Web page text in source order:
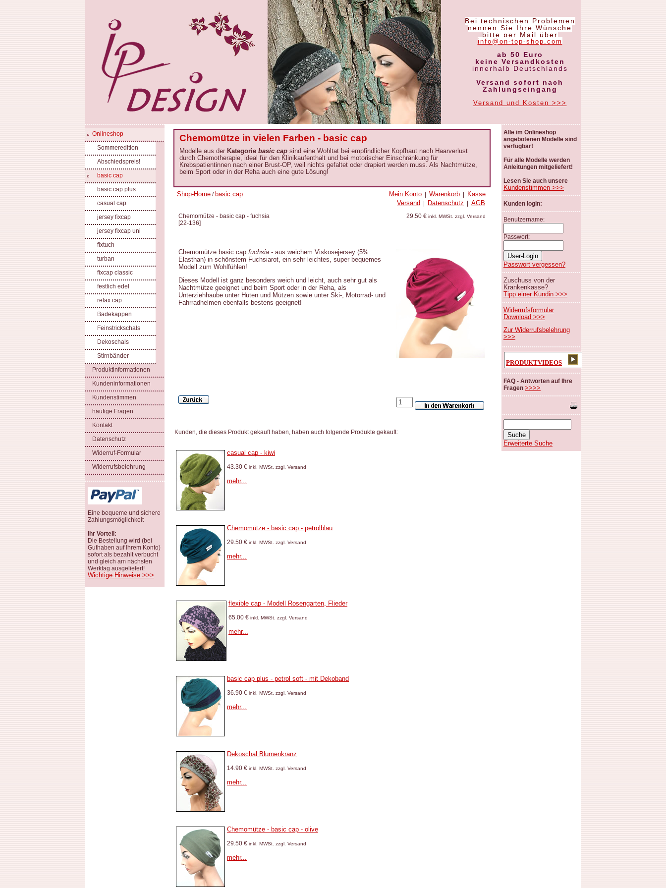
Bei technischen Problemen
nennen Sie Ihre Wünsche
bitte per Mail über
info@on-top-shop.com
ab 50 Euro
keine Versandkosten
innerhalb Deutschlands
Versand sofort nach
Zahlungseingang
Versand und Kosten >>>
Onlineshop
Sommeredition
Abschiedspreis!
basic cap
basic cap plus
casual cap
jersey fixcap
jersey fixcap uni
fixtuch
turban
fixcap classic
festlich edel
relax cap
Badekappen
Feinstrickschals
Dekoschals
Stirnbänder
Produktinformationen
Kundeninformationen
Kundenstimmen
häufige Fragen
Kontakt
Datenschutz
Widerruf-Formular
Widerrufsbelehrung
Eine bequeme und sichere
Zahlungsmöglichkeit
Ihr Vorteil:
Die Bestellung wird (bei
Guthaben auf Ihrem Konto)
sofort als bezahlt verbucht
und gleich am nächsten
Werktag ausgeliefert!
Wichtige Hinweise >>>
Chemomütze in vielen Farben - basic cap
Modelle aus der Kategorie basic cap sind eine Wohltat bei empfindlicher Kopfhaut nach Haarverlust
durch Chemotherapie, ideal für den Klinikaufenthalt und bei motorischer Einschränkung für
Krebspatientinnen nach einer Brust-OP, weil nichts gefaltet oder drapiert werden muss. Als Nachtmütze,
beim Sport oder in der Reha auch eine gute Lösung!
Shop-Home / basic cap Mein Konto Warenkorb
Kasse
Versand
Datenschutz AGB
Chemomütze - basic cap - fuchsia
[22-136]
29.50 € inkl. MWSt. zzgl. Versand
Chemomütze basic cap fuchsia - aus weichem Viskosejersey (5%
Elasthan) in schönstem Fuchsiarot, ein sehr leichtes, super bequemes
Modell zum Wohlfühlen!
Dieses Modell ist ganz besonders weich und leicht, auch sehr gut als
Nachtmütze geeignet und beim Sport oder in der Reha, als
Unterziehhaube unter Hüten und Mützen sowie unter Ski-, Motorrad- und
Fahrradhelmen ebenfalls bestens geeignet!
Kunden, die dieses Produkt gekauft haben, haben auch folgende Produkte gekauft:
casual cap - kiwi
43.30 € inkl. MWSt. zzgl. Versand
mehr...
Chemomütze - basic cap - petrolblau
29.50 € inkl. MWSt. zzgl. Versand
mehr...
flexible cap - Modell Rosengarten, Flieder
65.00 € inkl. MWSt. zzgl. Versand
mehr...
basic cap plus - petrol soft - mit Dekoband
36.90 € inkl. MWSt. zzgl. Versand
mehr...
Dekoschal Blumenkranz
14.90 € inkl. MWSt. zzgl. Versand
mehr...
Chemomütze - basic cap - olive
29.50 € inkl. MWSt. zzgl. Versand
mehr...
Alle im Onlineshop
angebotenen Modelle sind
verfügbar!
Für alle Modelle werden
Anleitungen mitgeliefert!
Lesen Sie auch unsere
Kundenstimmen >>>
Kunden login:
Benutzername:
Passwort:
Passwort vergessen?
Zuschuss von der
Krankenkasse?
Tipp einer Kundin >>>
Widerrufsformular
Download >>>
Zur Widerrufsbelehrung
>>>
PRODUKTVIDEOS
FAQ - Antworten auf Ihre
Fragen >>>>
Erweiterte Suche